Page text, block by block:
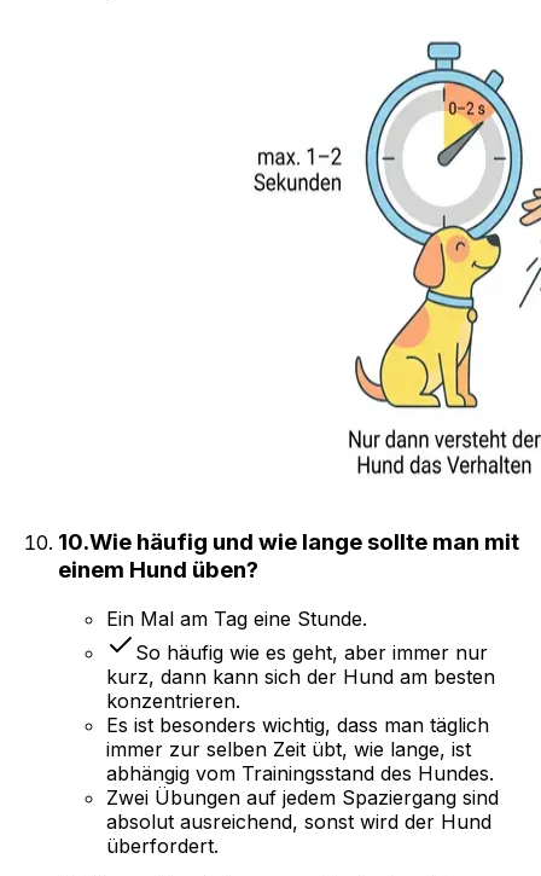
10.Wie häufig und wie lange sollte man mit
einem Hund üben?
Ein Mal am Tag eine Stunde.
So häufig wie es geht, aber immer nur
kurz, dann kann sich der Hund am besten
konzentrieren.
Es ist besonders wichtig, dass man täglich
immer zur selben Zeit übt, wie lange, ist
abhängig vom Trainingsstand des Hundes.
Zwei Übungen auf jedem Spaziergang sind
absolut ausreichend, sonst wird der Hund
überfordert.